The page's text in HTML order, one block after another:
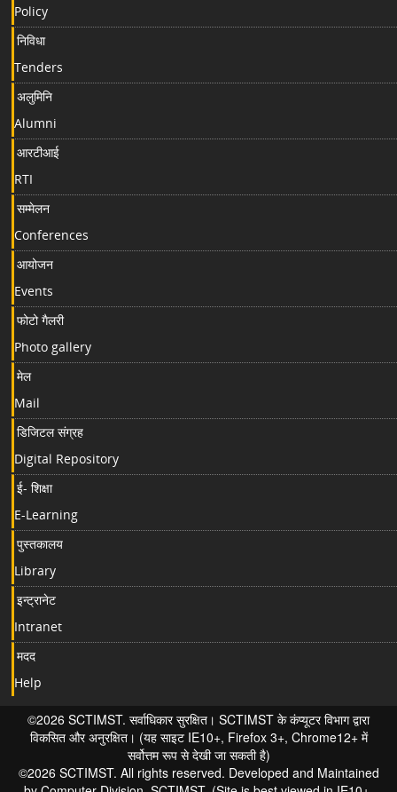
Policy
निविधा
Tenders
अलुमिनि
Alumni
आरटीआई
RTI
सम्मेलन
Conferences
आयोजन
Events
फोटो गैलरी
Photo gallery
मेल
Mail
डिजिटल संग्रह
Digital Repository
ई- शिक्षा
E-Learning
पुस्तकालय
Library
इन्ट्रानेट
Intranet
मदद
Help
©2026 SCTIMST. सर्वाधिकार सुरक्षित। SCTIMST के कंप्यूटर विभाग द्वारा
विकसित और अनुरक्षित। (यह साइट IE10+, Firefox 3+, Chrome12+ में
सर्वोत्तम रूप से देखी जा सकती है)
©2026 SCTIMST. All rights reserved. Developed and Maintained